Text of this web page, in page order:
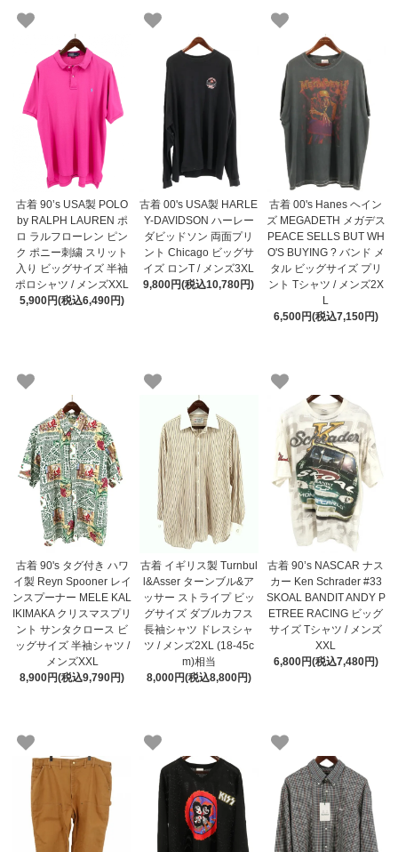
古着 90’s USA製 POLO
by RALPH LAUREN ポ
ロ ラルフローレン ピン
ク ポニー刺繍 スリット
入り ビッグサイズ 半袖
ポロシャツ / メンズXXL
5,900円(税込6,490円)
古着 00's USA製 HARLE
Y-DAVIDSON ハーレー
ダビッドソン 両面プリ
ント Chicago ビッグサ
イズ ロンT / メンズ3XL
9,800円(税込10,780円)
古着 00's Hanes ヘイン
ズ MEGADETH メガデス
PEACE SELLS BUT WH
O'S BUYING ? バンド メ
タル ビッグサイズ プリ
ント Tシャツ / メンズ2X
L
6,500円(税込7,150円)
古着 90's タグ付き ハワ
イ製 Reyn Spooner レイ
ンスプーナー MELE KAL
IKIMAKA クリスマスプリ
ント サンタクロース ビ
ッグサイズ 半袖シャツ /
メンズXXL
8,900円(税込9,790円)
古着 イギリス製 Turnbul
l&Asser ターンブル&ア
ッサー ストライプ ビッ
グサイズ ダブルカフス
長袖シャツ ドレスシャ
ツ / メンズ2XL (18-45c
m)相当
8,000円(税込8,800円)
古着 90’s NASCAR ナス
カー Ken Schrader #33
SKOAL BANDIT ANDY P
ETREE RACING ビッグ
サイズ Tシャツ / メンズ
XXL
6,800円(税込7,480円)